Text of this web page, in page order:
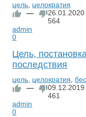
цель, целократия
—
26.01.2020
564
admin
0
Цель,
последствия
цель, целократия,
—
09.12.2019
461
admin
0